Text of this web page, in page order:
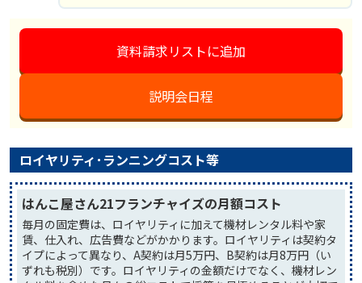
資料請求リストに追加
説明会日程
ロイヤリティ･ランニングコスト等
はんこ屋さん21フランチャイズの月額コスト
毎月の固定費は、ロイヤリティに加えて機材レンタル料や家
賃、仕入れ、広告費などがかかります。ロイヤリティは契約タ
イプによって異なり、A契約は月5万円、B契約は月8万円（い
ずれも税別）です。ロイヤリティの金額だけでなく、機材レン